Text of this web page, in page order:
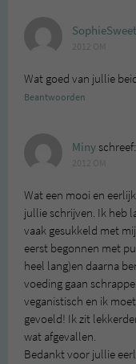
Wat goed van jullie
Beantwoorden
Minyschreef:
Wat een mooi en
jullie schrijven. Ik heb
vaak gesukkeld met
eerst begonnen met
heel lang)en daarna
voeding gaan
veganistisch en ik
gevoeld! Ik zit
wat afgevallen.
Bedankt voor jullie